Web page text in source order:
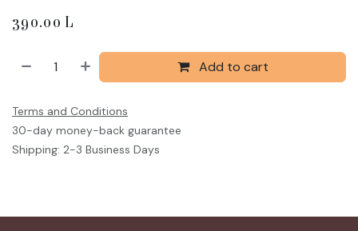
390.00 L
Add to cart
Terms and Conditions
30-day money-back guarantee
Shipping: 2-3 Business Days